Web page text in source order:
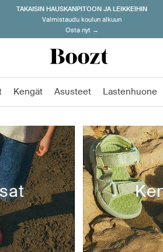
TAKAISIN HAUSKANPITOON JA LEIKKEIHIN
Valmistaudu koulun alkuun
Osta nyt →
Kengät Asusteet Lastenhuone